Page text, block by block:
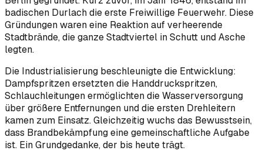
badischen Durlach die erste Freiwillige Feuerwehr. Diese
Gründungen waren eine Reaktion auf verheerende
Stadtbrände, die ganze Stadtviertel in Schutt und Asche
legten.
Die Industrialisierung beschleunigte die Entwicklung:
Dampfspritzen ersetzten die Handdruckspritzen,
Schlauchleitungen ermöglichten die Wasserversorgung
über größere Entfernungen und die ersten Drehleitern
kamen zum Einsatz. Gleichzeitig wuchs das Bewusstsein,
dass Brandbekämpfung eine gemeinschaftliche Aufgabe
ist. Ein Grundgedanke, der bis heute trägt.